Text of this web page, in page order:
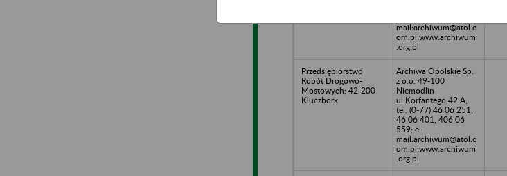
mail:archiwum@atol.c
om.pl;www.archiwum
.org.pl
Przedsiębiorstwo
Robót Drogowo-
Mostowych; 42-200
Kluczbork
Archiwa Opolskie Sp.
z o.o. 49-100
Niemodlin
ul.Korfantego 42 A,
tel. (0-77) 46 06 251,
46 06 401, 406 06
559; e-
mail:archiwum@atol.c
om.pl;www.archiwum
.org.pl